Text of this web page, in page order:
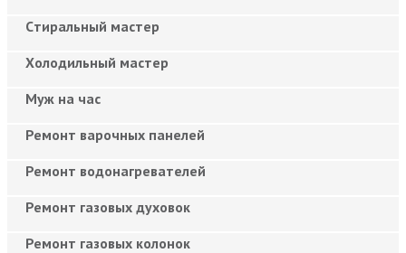
Cтиральный мастер
Холодильный мастер
Муж на час
Ремонт варочных панелей
Ремонт водонагревателей
Ремонт газовых духовок
Ремонт газовых колонок